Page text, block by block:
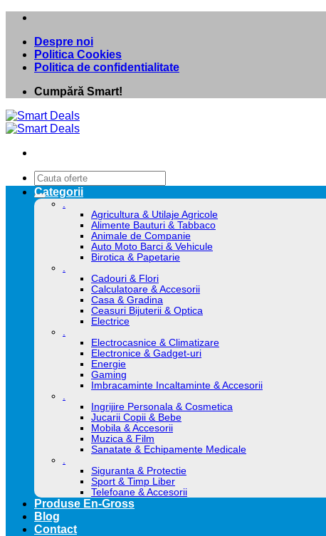
Skip
contentDespre noi
Politica Cookies
Politica de confidentialitate
Cumpără Smart!
Caută
după:
Categorii
.
Agricultura & Utilaje Agricole
Alimente Bauturi & Tabbaco
Animale de Companie
Auto Moto Barci & Vehicule
Birotica & Papetarie
.
Cadouri & Flori
Calculatoare & Accesorii
Casa & Gradina
Ceasuri Bijuterii & Optica
Electrice
.
Electrocasnice & Climatizare
Electronice & Gadget-uri
Energie
Gaming
Imbracaminte Incaltaminte & Accesorii
.
Ingrijire Personala & Cosmetica
Jucarii Copii & Bebe
Mobila & Accesorii
Muzica & Film
Sanatate & Echipamente Medicale
.
Siguranta & Protectie
Sport & Timp Liber
Telefoane & Accesorii
Produse En-Gross
Blog
Contact